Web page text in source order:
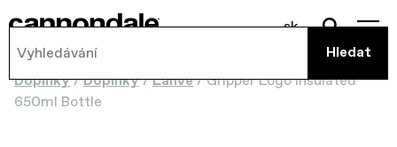
sk
Doplnky/Doplnky/Láhve/Gripper Logo Insulated
650ml Bottle